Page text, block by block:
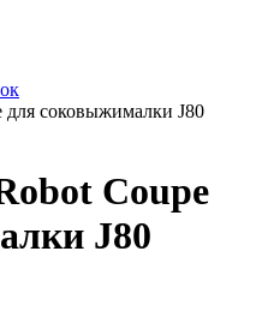
соковыжималки J80
Coupe
J80